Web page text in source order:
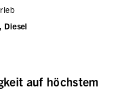
Diesel
auf höchstem